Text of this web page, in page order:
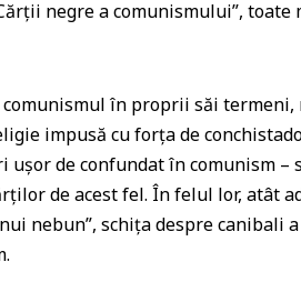
negre a comunismului”, toate
în proprii săi termeni,
impusă cu forţa de
uşor de confundat în comunism –
de acest fel. În felul lor, atât
nebun”, schiţa despre canibali